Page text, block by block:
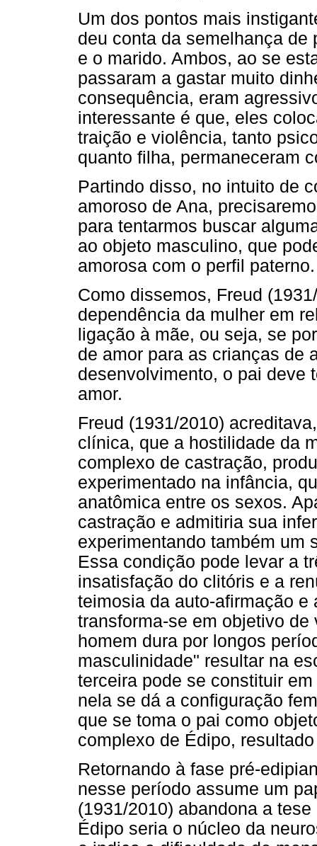
Um dos pontos mais
deu conta da semelhança de
e o marido. Ambos, ao se
passaram a gastar muito
consequência, eram
interessante é que, eles
traição e violência, tanto
quanto filha, permaneceram
Partindo disso, no intuito de
amoroso de Ana,
para tentarmos buscar
ao objeto masculino, que
amorosa com o perfil paterno.
Como dissemos, Freud
dependência da mulher em
ligação à mãe, ou seja, se
de amor para as crianças de
desenvolvimento, o pai deve
amor.
Freud (1931/2010)
clínica, que a hostilidade da
complexo de castração,
experimentado na infância,
anatômica entre os sexos.
castração e admitiria sua
experimentando também um
Essa condição pode levar a
insatisfação do clitóris e a
teimosia da auto-afirmação
transforma-se em objetivo
homem dura por longos
masculinidade" resultar na
terceira pode se constituir
nela se dá a configuração
que se toma o pai como
complexo de Édipo,
Retornando à fase pré-
nesse período assume um
(1931/2010) abandona a
Édipo seria o núcleo da